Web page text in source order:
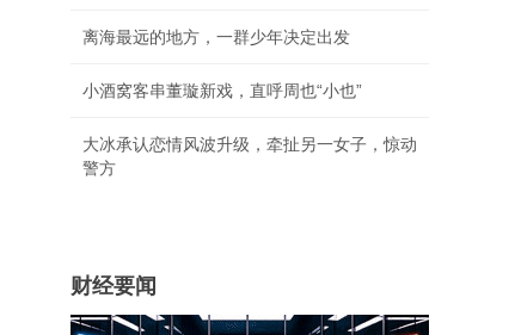
离海最远的地方，一群少年决定出发
小酒窝客串董璇新戏，直呼周也“小也”
大冰承认恋情风波升级，牵扯另一女子，惊动
警方
财经要闻